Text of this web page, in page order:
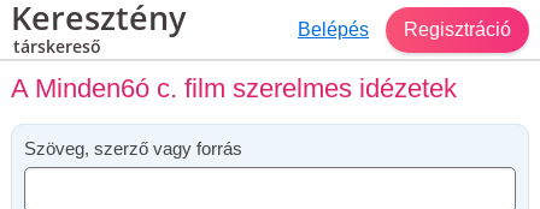
Keresztény
társkereső
Belépés Regisztráció
A Minden6ó c. film szerelmes idézetek
Szöveg, szerző vagy forrás